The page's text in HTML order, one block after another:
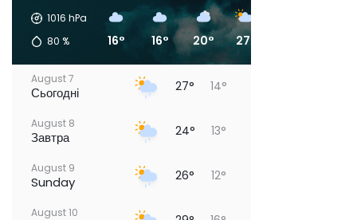
1016 hPa
80 % 16° 16° 20° 27°
August 7
Сьогодні 27° 14°
August 8
Завтра 24° 13°
August 9
Sunday 26° 12°
August 10